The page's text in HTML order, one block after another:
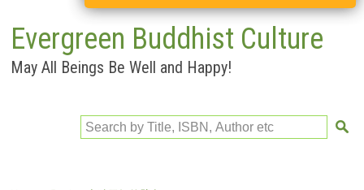
Evergreen Buddhist Culture
May All Beings Be Well and Happy!
Search by Title, ISBN, Author etc